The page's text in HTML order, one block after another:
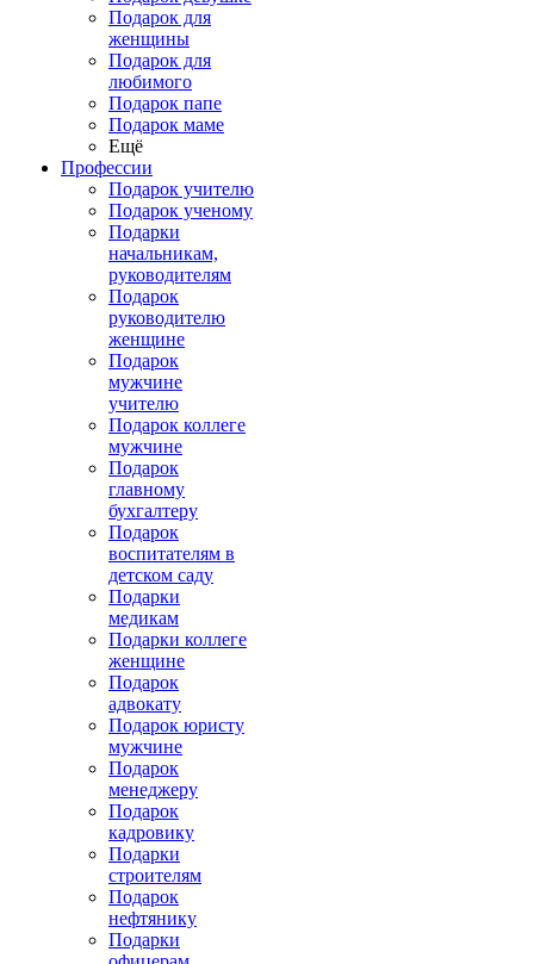
Подарок для
женщины
Подарок для
любимого
Подарок папе
Подарок маме
Ещё
Профессии
Подарок учителю
Подарок ученому
Подарки
начальникам,
руководителям
Подарок
руководителю
женщине
Подарок
мужчине
учителю
Подарок коллеге
мужчине
Подарок
главному
бухгалтеру
Подарок
воспитателям в
детском саду
Подарки
медикам
Подарки коллеге
женщине
Подарок
адвокату
Подарок юристу
мужчине
Подарок
менеджеру
Подарок
кадровику
Подарки
строителям
Подарок
нефтянику
Подарки